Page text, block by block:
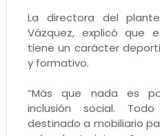
La directora del
Vázquez, explicó que
tiene un carácter
y formativo.
“Más que nada es
inclusión social.
destinado a mobiliario